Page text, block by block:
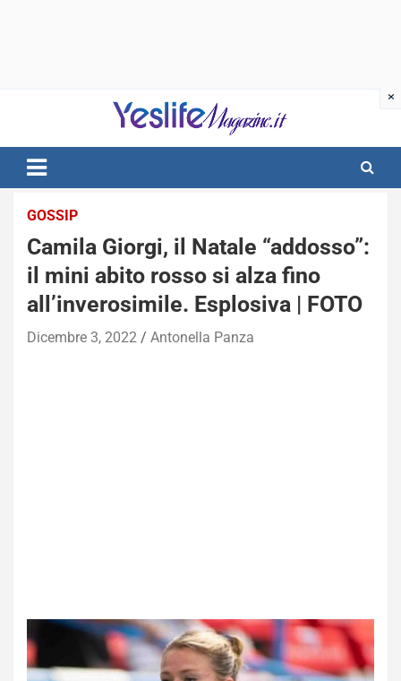
notizie di intrattenimento
GOSSIP
Camila Giorgi, il Natale “addosso”:
il mini abito rosso si alza fino
all’inverosimile. Esplosiva | FOTO
Dicembre 3, 2022 Antonella Panza